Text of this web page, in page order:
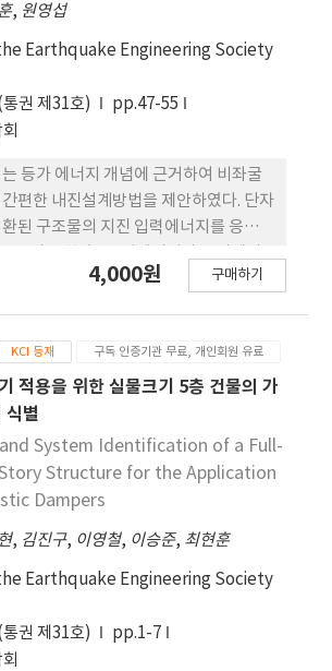
이것은 손상 분포가 일정하기 때문에
. 그러므로 제안된 에너지 설계법은 기존
대안으로 비좌굴 가새골조의 신뢰할만
고 할 수 있다.
, 원영섭
Earthquake Engineering Society
권 제31호)
pp.47-55
등가 에너지 개념에 근거하여 비좌굴
편한 내진설계방법을 제안하였다. 단자
된 구조물의 지진 입력에너지를 응답
너지 개념을 이용하여 산정한다. 이렇게
단면적을 산정할 수 있다. 제안된 방법을
여 3층, 6층, 20층 가새골조를 제안된
진 목표변위를 만족하도록 설계하고,
이용하여 결과를 검증하였다. 해석결과에
건물의 최상층 변위는 비교적 목표변위
나, 20층 건물의 최상층 변위는 목표변
작아 가새가 과다하게 설계된 것으로 나
4,000원 구매하기
KCI 등재 구독 인증기관 무료, 개인회원 유료
적용을 위한 실물크기 5층 건물의 가
식별
System Identification of a Full-
Structure for the Application
Dampers
, 김진구, 이영철, 이승준, 최현훈
Earthquake Engineering Society
권 제31호)
pp.1-7